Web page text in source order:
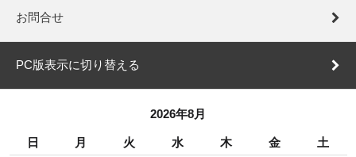
お問合せ
PC版表示に切り替える
2026年8月
日 月 火 水 木 金
土